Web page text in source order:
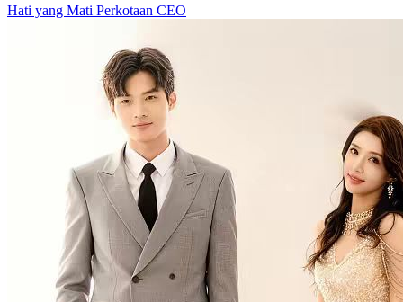
Hati yang Mati Perkotaan CEO